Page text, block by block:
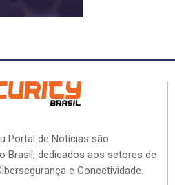
Portal de Notícias são
Brasil, dedicados aos setores de
e Conectividade.